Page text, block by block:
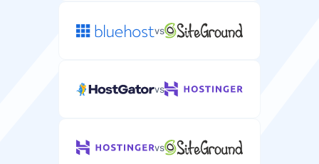
vs
vs
vs